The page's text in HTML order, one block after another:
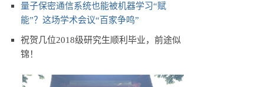
量子保密通信系统也能被机器学习“赋
能”？这场学术会议“百家争鸣”
祝贺几位2018级研究生顺利毕业，前途似
锦！